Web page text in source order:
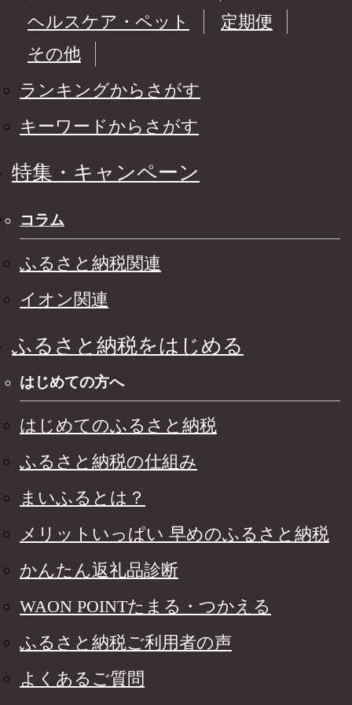
ヘルスケア・ペット
定期便
その他
ランキングからさがす
キーワードからさがす
特集・キャンペーン
コラム
ふるさと納税関連
イオン関連
ふるさと納税をはじめる
はじめての方へ
はじめてのふるさと納税
ふるさと納税の仕組み
まいふるとは？
メリットいっぱい 早めのふるさと納税
かんたん返礼品診断
WAON POINTたまる・つかえる
ふるさと納税ご利用者の声
よくあるご質問